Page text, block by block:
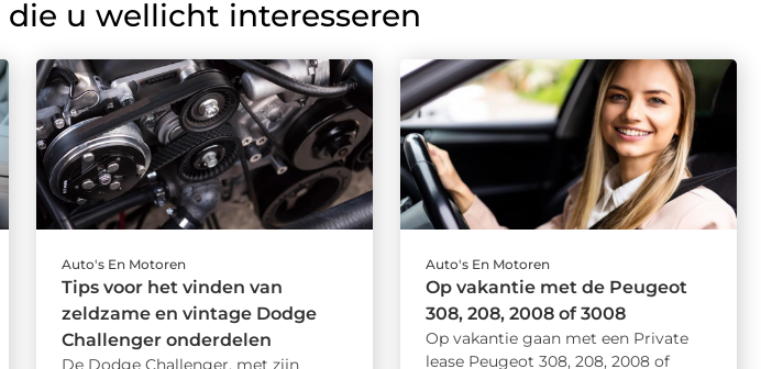
die u wellicht interesseren
Auto's En Motoren
Tips voor het vinden van
zeldzame en vintage Dodge
Challenger onderdelen
De Dodge Challenger, met zijn
Auto's En Motoren
Op vakantie met de Peugeot
308, 208, 2008 of 3008
Op vakantie gaan met een Private
lease Peugeot 308, 208, 2008 of